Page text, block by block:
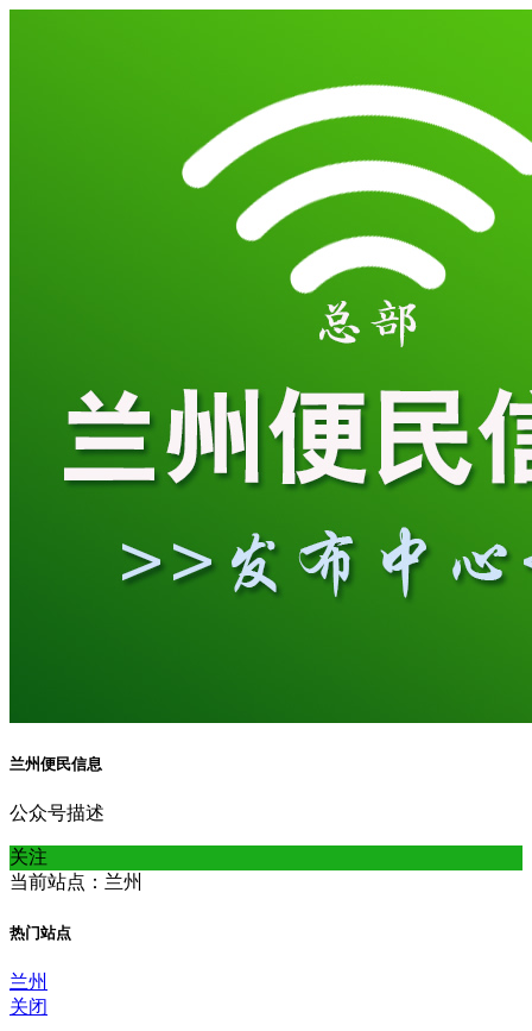
兰州便民信息
公众号描述
关注
当前站点：兰州
热门站点
兰州
关闭